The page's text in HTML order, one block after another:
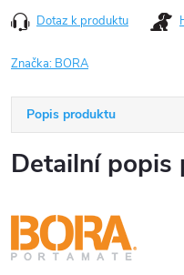
Dotaz k produktu
Značka: BORA
Popis produktu
Detailní popis